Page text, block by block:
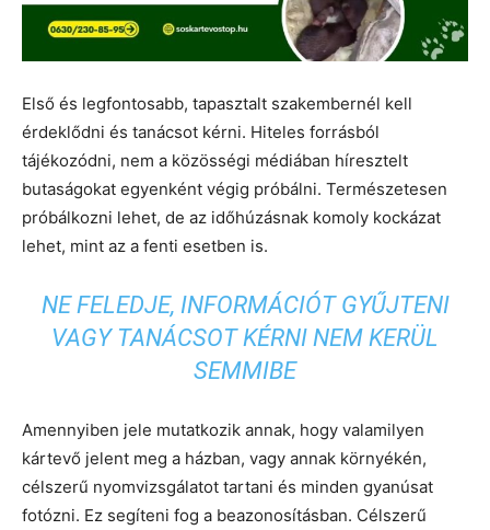
Első és legfontosabb, tapasztalt szakembernél kell
érdeklődni és tanácsot kérni. Hiteles forrásból
tájékozódni, nem a közösségi médiában híresztelt
butaságokat egyenként végig próbálni. Természetesen
próbálkozni lehet, de az időhúzásnak komoly kockázat
lehet, mint az a fenti esetben is.
NE FELEDJE, INFORMÁCIÓT GYŰJTENI
VAGY TANÁCSOT KÉRNI NEM KERÜL
SEMMIBE
Amennyiben jele mutatkozik annak, hogy valamilyen
kártevő jelent meg a házban, vagy annak környékén,
célszerű nyomvizsgálatot tartani és minden gyanúsat
fotózni. Ez segíteni fog a beazonosításban. Célszerű